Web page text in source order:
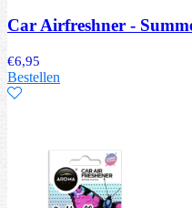
Car Airfreshner -
€6,95
Bestellen